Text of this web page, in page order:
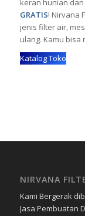
keran hunian
GRATIS! Nirvana
jenis filter air,
ulang. Kamu bisa
Katalog Toko
NIRVANA
Kami Bergerak
Jasa Pembuatan